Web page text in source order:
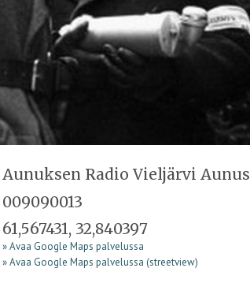
Aunuksen Radio Vieljärvi Aunus
009090013
61,567431, 32,840397
» Avaa Google Maps palvelussa
» Avaa Google Maps palvelussa (streetview)